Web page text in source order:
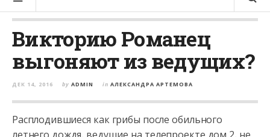
Викторию Романец
выгоняют из ведущих?
ДЕК 14, 2016 by ADMIN in АЛЕКСАНДРА АРТЕМОВА
Расплодившиеся как грибы после обильного